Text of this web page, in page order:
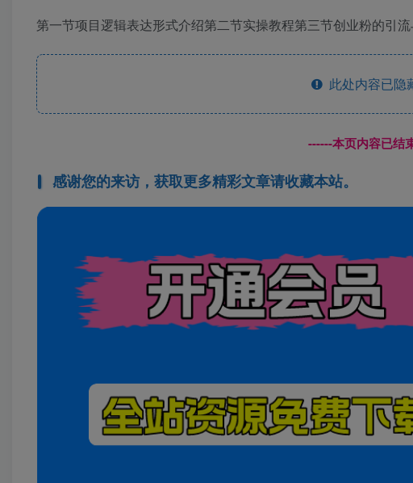
第一节项目逻辑表达形式介绍第二节实操教程第三节创业粉的引
此处内容已隐
------本页内容已结
感谢您的来访，获取更多精彩文章请收藏本站。